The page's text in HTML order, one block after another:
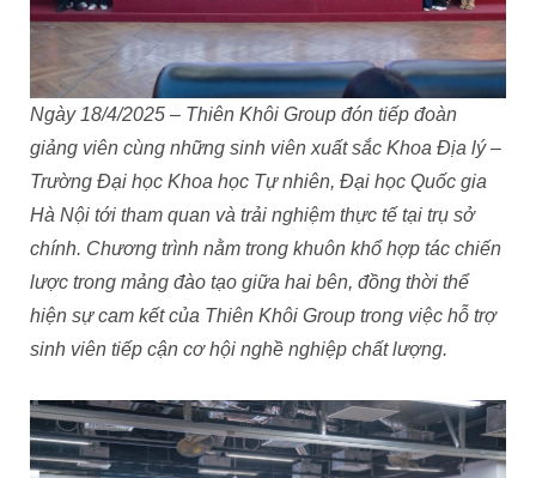
Ngày 18/4/2025 – Thiên Khôi Group đón tiếp đoàn
giảng viên cùng những sinh viên xuất sắc Khoa Địa lý –
Trường Đại học Khoa học Tự nhiên, Đại học Quốc gia
Hà Nội tới tham quan và trải nghiệm thực tế tại trụ sở
chính. Chương trình nằm trong khuôn khổ hợp tác chiến
lược trong mảng đào tạo giữa hai bên, đồng thời thể
hiện sự cam kết của Thiên Khôi Group trong việc hỗ trợ
sinh viên tiếp cận cơ hội nghề nghiệp chất lượng.